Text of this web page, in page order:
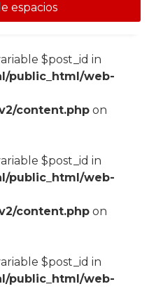
espacios
$post_id in
public_html/web-
content.phpon
$post_id in
public_html/web-
content.phpon
$post_id in
public_html/web-